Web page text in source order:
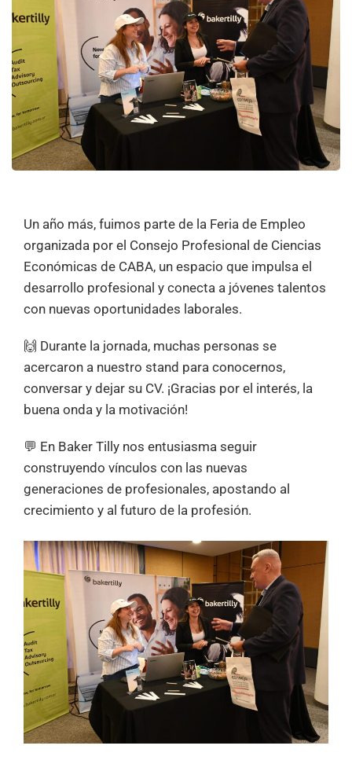
Un año más, fuimos parte de la Feria de Empleo
organizada por el Consejo Profesional de Ciencias
Económicas de CABA, un espacio que impulsa el
desarrollo profesional y conecta a jóvenes talentos
con nuevas oportunidades laborales.
🙌 Durante la jornada, muchas personas se
acercaron a nuestro stand para conocernos,
conversar y dejar su CV. ¡Gracias por el interés, la
buena onda y la motivación!
💬 En Baker Tilly nos entusiasma seguir
construyendo vínculos con las nuevas
generaciones de profesionales, apostando al
crecimiento y al futuro de la profesión.